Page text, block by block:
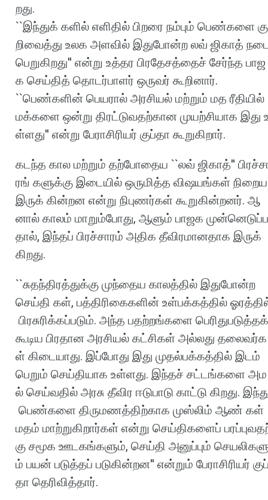
றது.
``இந்துக் களில் எளிதில் பிறரை நம்பும் பெண்களை கு
றிவைத்து உலக அளவில் இதுபோன்ற லவ் ஜிகாத்
பெறுகிறது'' என்று உத்தர பிரதேசத்தைச் சேர்ந்த பாஜ
க செய்தித் தொடர்பாளர் ஒருவர் கூறினார்.
``பெண்களின் பெயரால் அரசியல் மற்றும் மத ரீதியில்
மக்களை ஒன்று திரட்டுவதற்கான முயற்சியாக இது
ள்ளது'' என்று பேராசிரியர் குப்தா கூறுகிறார்.
கடந்த கால மற்றும் தற்போதைய ``லவ் ஜிகாத்''
ரங் களுக்கு இடையில் ஒருமித்த விஷயங்கள் நிறைய
இருக் கின்றன என்று நிபுணர்கள் கூறுகின்றனர். ஆ
னால் காலம் மாறும்போது, ஆளும் பாஜக முன்னெடுப்ப
தால், இந்தப் பிரச்சாரம் அதிக தீவிரமானதாக இருக்
கிறது.
``சுதந்திரத்துக்கு முந்தைய காலத்தில் இதுபோன்ற
செய்தி கள், பத்திரிகைகளின் உள்பக்கத்தில்
பிரசுரிக்கப்படும். அந்த பதற்றங்களை பெரிதுபடுத்தக்
கூடிய பிரதான அரசியல் கட்சிகள் அல்லது தலைவர்க
ள் கிடையாது. இப்போது இது முதல்பக்கத்தில் இடம்
பெறும் செய்தியாக உள்ளது. இந்தச் சட்டங்களை அம
ல் செய்வதில் அரசு தீவிர ஈடுபாடு காட்டு கிறது.
பெண்களை திருமணத்திற்காக முஸ்லிம் ஆண் கள்
மதம் மாற்றுகிறார்கள் என்று செய்திகளைப்
கு சமூக ஊடகங்களும், செய்தி அனுப்பும்
ம் பயன் படுத்தப் படுகின்றன'' என்றும் பேராசிரியர்
தா தெரிவித்தார்.